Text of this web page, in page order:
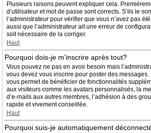
Plusieurs raisons peuvent expliquer cela.
d’utilisateur et mot de passe sont corrects. S’ils le
l’administrateur pour vérifier que vous n’avez pas
aussi que l’administrateur ait une erreur de
soit nécessaire de la corriger.
Haut
Pourquoi dois-je m’inscrire après tout?
Vous pouvez ne pas en avoir besoin mais
vous devez vous inscrire pour poster des messages.
vous permet de bénéficier de fonctionnalités
aux visiteurs comme les avatars personnalisés, la
d’e-mails aux autres membres, l’adhésion à des
rapide et vivement conseillée.
Haut
Pourquoi suis-je automatiquement